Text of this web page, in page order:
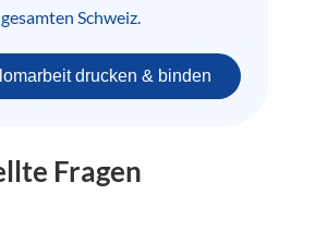
gesamten Schweiz.
drucken & binden
Fragen